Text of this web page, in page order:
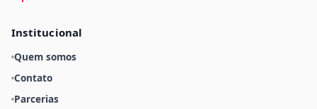
Institucional
Quem somos
Contato
Parcerias